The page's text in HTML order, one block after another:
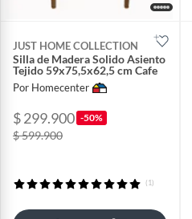
JUST HOME COLLECTION
Silla de Madera Solido Asiento
Tejido 59x75,5x62,5 cm Cafe
Por Homecenter
$ 299.900 -50%
$ 599.900
(1)